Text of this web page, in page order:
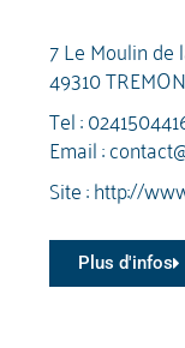
7 Le Moulin de
49310
Tel :
Email :
Site :http://
Plus d'infos